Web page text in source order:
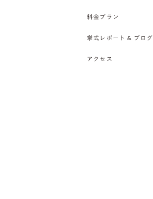
料金プラン
挙式レポート & ブログ
アクセス